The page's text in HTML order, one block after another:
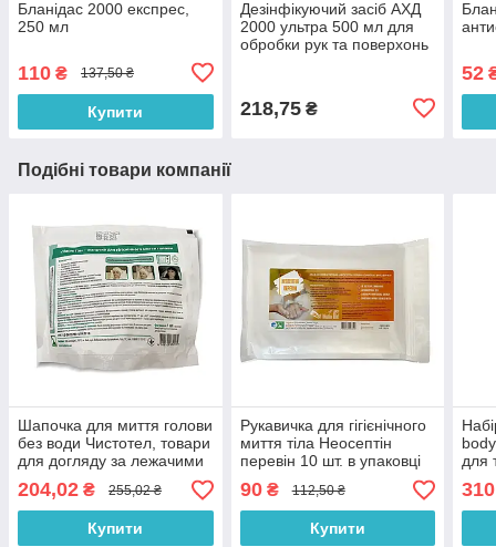
Бланідас 2000 експрес,
250 мл
110 ₴ 137,50 ₴
Купити
Дезінфікуючий засіб АХД
2000 ультра 500 мл для
обробки рук та поверхонь
218,75₴
52
Подібні товари компанії
Шапочка для миття голови
без води Чистотел, товари
для догляду за лежачими
хворими
204,02 ₴ 255,02 ₴
Купити
Рукавичка для гігієнічного
миття тіла Неосептін
перевін 10 шт. в упаковці
90₴ 112,50 ₴
Купити
для
310